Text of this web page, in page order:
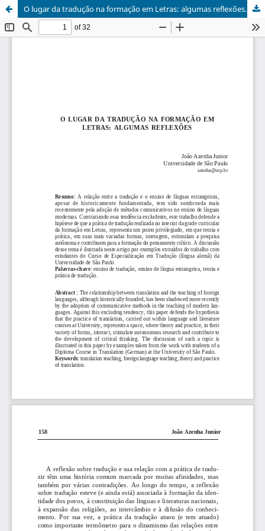
O lugar da tradução na formação em Letras: algumas reflexões.